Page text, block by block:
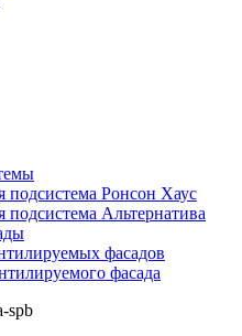
подсистема Ронсон Хаус
подсистема Альтернатива
фасадов
фасада